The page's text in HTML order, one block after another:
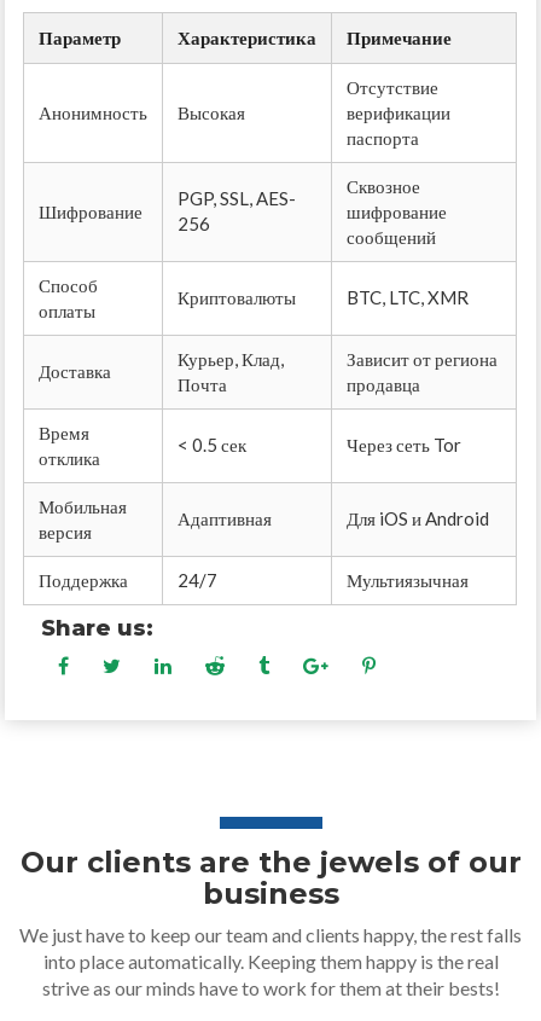
Параметр Характеристика Примечание
Анонимность Высокая
Отсутствие
верификации
паспорта
Шифрование
PGP, SSL, AES-
256
Сквозное
шифрование
сообщений
Способ
оплаты
Криптовалюты BTC, LTC, XMR
Доставка
Курьер, Клад,
Почта
Зависит от региона
продавца
Время
отклика
< 0.5 сек Через сеть Tor
Мобильная
версия
Адаптивная Для iOS и Android
Поддержка 24/7 Мультиязычная
Share us:
Our clients are the jewels of our
business
We just have to keep our team and clients happy, the rest falls
into place automatically. Keeping them happy is the real
strive as our minds have to work for them at their bests!